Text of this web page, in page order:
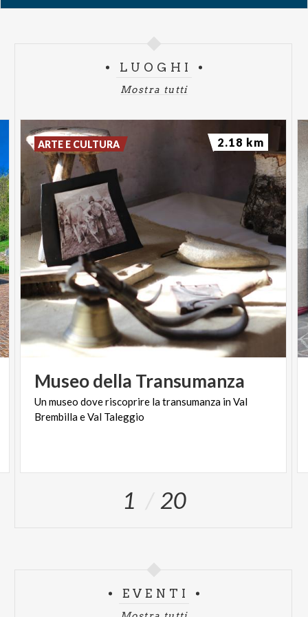
LUOGHI
Mostra tutti
Museodella Transumanza
Unmuseo doveriscoprire latransumanza inVal
BrembillaeVal Taleggio
ARTE E CULTURA 2.18 km
1 20
EVENTI